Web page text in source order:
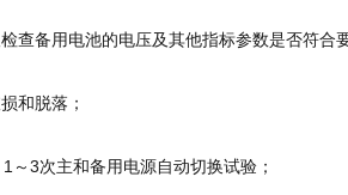
查备用电池的电压及其他指标参数是否符合
和脱落；
3次主和备用电源自动切换试验；